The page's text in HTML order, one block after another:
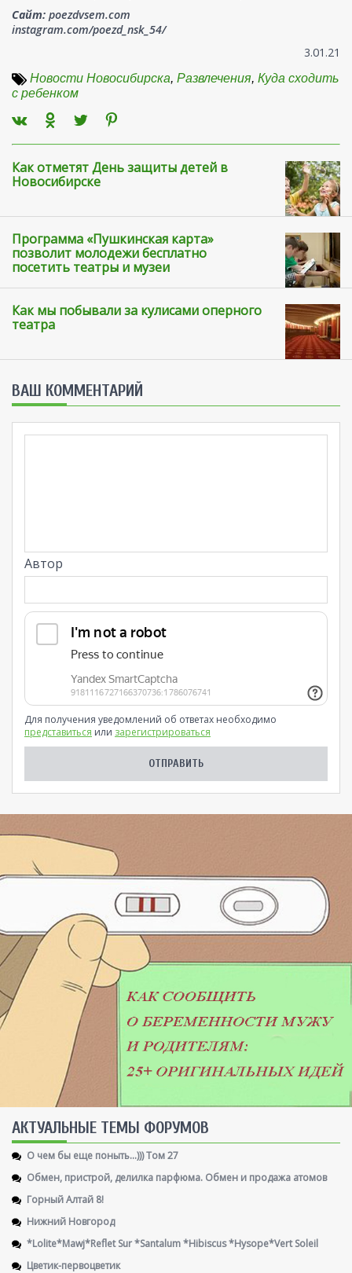
Сайт: poezdvsem.com
instagram.com/poezd_nsk_54/
3.01.21
Новости Новосибирска, Развлечения, Куда сходить
с ребенком
Как отметят День защиты детей в
Новосибирске
Программа «Пушкинская карта»
позволит молодежи бесплатно
посетить театры и музеи
Как мы побывали за кулисами оперного
театра
ВАШ КОММЕНТАРИЙ
Автор
Для получения уведомлений об ответах необходимо
представиться или зарегистрироваться
AКТУАЛЬНЫЕ ТЕМЫ ФОРУМОВ
О чем бы еще поныть...))) Том 27
Обмен, пристрой, делилка парфюма. Обмен и продажа атомов
Горный Алтай 8!
Нижний Новгород
*Lolite*Mawj*Reflet Sur *Santalum *Hibiscus *Hysope*Vert Soleil
Цветик-первоцветик